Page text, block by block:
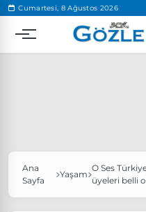
Cumartesi, 8 Ağustos 2026
Popüler Aramalar
Ana
Sayfa
Yaşam
O Ses
üyeleri belli